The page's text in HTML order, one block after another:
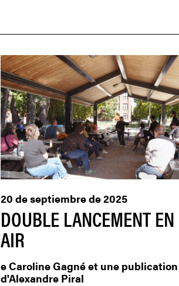
DOUBLE LANCEMENT
AIR
20 de septiembre de 2025
e Caroline Gagné et une publication
d'Alexandre Piral